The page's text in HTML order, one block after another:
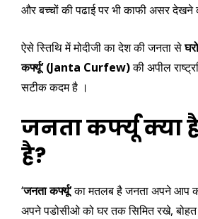
और बच्चों की पढाई पर भी काफी असर देखने
ऐसे स्तिथि में मोदीजी का देश की जनता से
कर्फ्यू’ (Janta Curfew)की अपील
सटीक कदम है ।
जनता कर्फ्यू क्या
है?
‘जनता कर्फ्यू’का मतलब है जनता अपने आप
अपने पडोसीओ को घर तक सिमित रखे, बोहत